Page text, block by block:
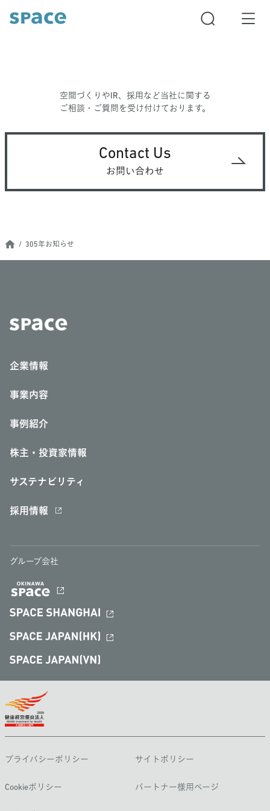
空間づくりやIR、採用など当社に関する
ご相談・ご質問を受け付けております。
Contact Us
お問い合わせ
305年お知らせ
企業情報
事業内容
事例紹介
株主・投資家情報
サステナビリティ
採用情報
グループ会社
プライバシーポリシー サイトポリシー
Cookieポリシー パートナー様用ページ